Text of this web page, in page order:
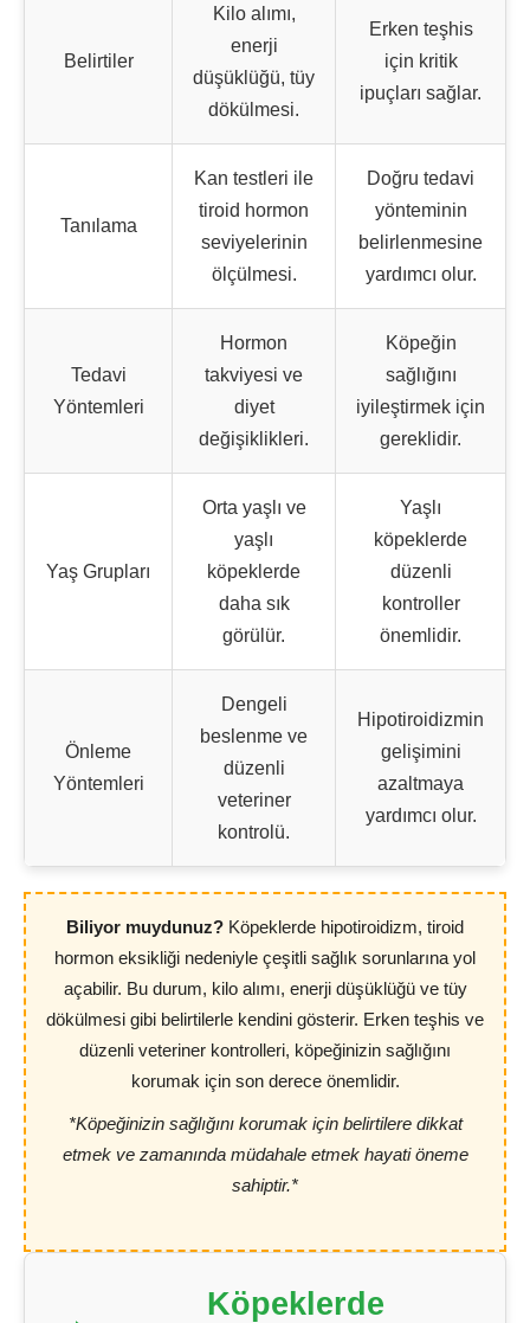
Belirtiler
Kilo alımı,
enerji
düşüklüğü, tüy
dökülmesi.
Erken teşhis
için kritik
ipuçları sağlar.
Tanılama
Kan testleri ile
tiroid hormon
seviyelerinin
ölçülmesi.
Doğru tedavi
yönteminin
belirlenmesine
yardımcı olur.
Tedavi
Yöntemleri
Hormon
takviyesi ve
diyet
değişiklikleri.
Köpeğin
sağlığını
iyileştirmek için
gereklidir.
Yaş Grupları
Orta yaşlı ve
yaşlı
köpeklerde
daha sık
görülür.
Yaşlı
köpeklerde
düzenli
kontroller
önemlidir.
Önleme
Yöntemleri
Dengeli
beslenme ve
düzenli
veteriner
kontrolü.
Hipotiroidizmin
gelişimini
azaltmaya
yardımcı olur.
Biliyor muydunuz? Köpeklerde hipotiroidizm, tiroid
hormon eksikliği nedeniyle çeşitli sağlık sorunlarına yol
açabilir. Bu durum, kilo alımı, enerji düşüklüğü ve tüy
dökülmesi gibi belirtilerle kendini gösterir. Erken teşhis ve
düzenli veteriner kontrolleri, köpeğinizin sağlığını
korumak için son derece önemlidir.
*Köpeğinizin sağlığını korumak için belirtilere dikkat
etmek ve zamanında müdahale etmek hayati öneme
sahiptir.*
Köpeklerde